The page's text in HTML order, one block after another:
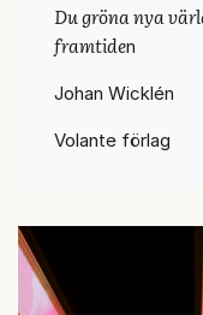
Du gröna nya
framtiden
Johan Wicklén
Volante förlag